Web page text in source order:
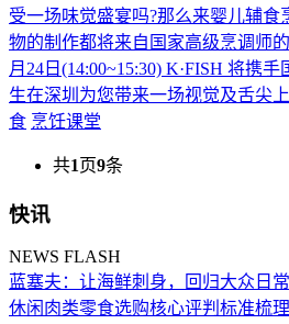
受一场味觉盛宴吗?那么来婴儿辅食
物的制作都将来自国家高级烹调师
月24日(14:00~15:30) K·FISH 将携
生在深圳为您带来一场视觉及舌尖上
食 烹饪课堂
共1页9条
快讯
NEWS FLASH
蓝塞夫：让海鲜刺身，回归大众日常
休闲肉类零食选购核心评判标准梳理